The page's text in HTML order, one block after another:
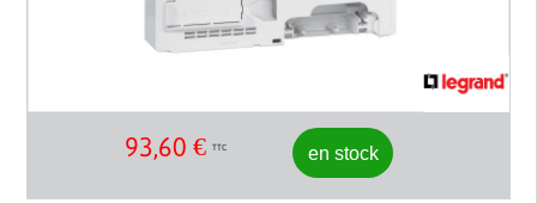
93,60 € TTC en stock